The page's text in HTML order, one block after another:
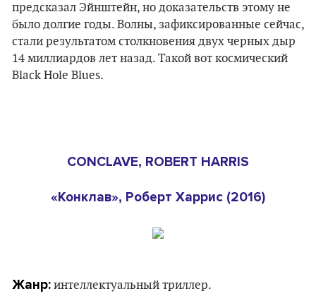
предсказал Эйнштейн, но доказательств этому не
было долгие годы. Волны, зафиксированные сейчас,
стали результатом столкновения двух черных дыр
14 миллиардов лет назад. Такой вот космический
Black Hole Blues.
CONCLAVE, ROBERT HARRIS
«Конклав», Роберт Харрис (2016)
Жанр: интеллектуальный триллер.